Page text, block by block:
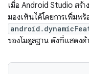
เมื่อ Android Studio สร้า
มองเห็นได้โดยการเพิ่มพ
ของโมดูลฐาน ดังที่แสดงด้